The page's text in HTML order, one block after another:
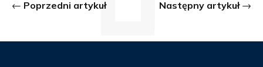
Poprzedni artykuł Następny artykuł